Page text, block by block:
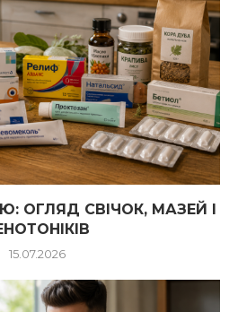
ОГЛЯД СВІЧОК, МАЗЕЙ І
15.07.2026